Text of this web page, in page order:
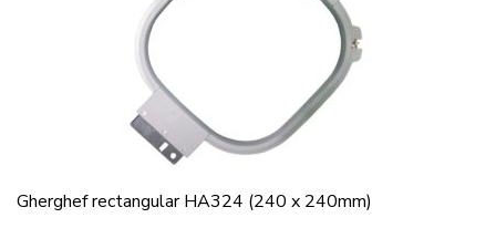
Gherghef rectangular HA324 (240 x 240mm)